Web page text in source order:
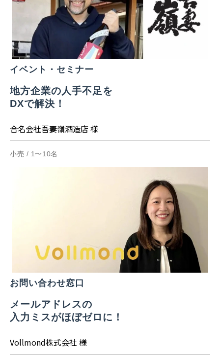
イベント・セミナー
地方企業の人手不足を
DXで解決！
合名会社吾妻嶺酒造店 様
小売 / 1〜10名
お問い合わせ窓口
メールアドレスの
入力ミスがほぼゼロに！
Vollmond株式会社 様